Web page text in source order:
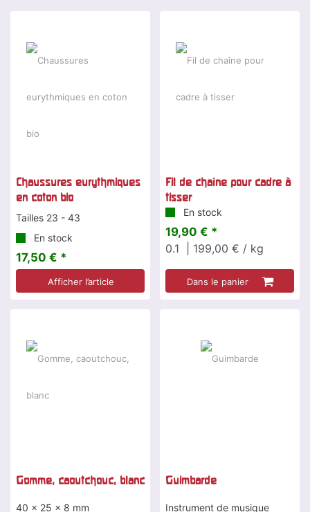
Chaussures eurythmiques
en coton bio
Tailles 23 - 43
En stock
17,50 € *
Afficher l’article
Fil de chaîne pour cadre à
tisser
En stock
19,90 € *
0.1
| 199,00 € / kg
Dans le panier
Gomme, caoutchouc, blanc
40 x 25 x 8 mm
Guimbarde
Instrument de musique